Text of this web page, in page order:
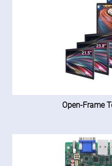
Open-Frame